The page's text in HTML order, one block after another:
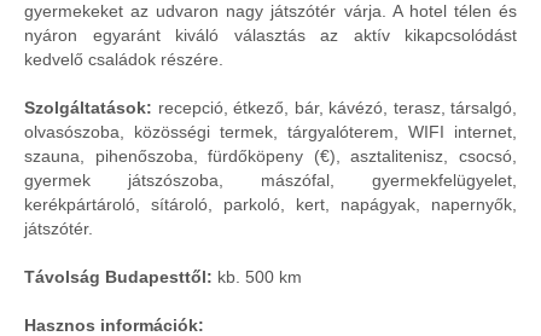
gyermekeket az udvaron nagy játszótér várja. A hotel télen és
nyáron egyaránt kiváló választás az aktív kikapcsolódást
kedvelő családok részére.
Szolgáltatások: recepció, étkező, bár, kávézó, terasz, társalgó,
olvasószoba, közösségi termek, tárgyalóterem, WIFI internet,
szauna, pihenőszoba, fürdőköpeny (€), asztalitenisz, csocsó,
gyermek játszószoba, mászófal, gyermekfelügyelet,
kerékpártároló, sítároló, parkoló, kert, napágyak, napernyők,
játszótér.
Távolság Budapesttől: kb. 500 km
Hasznos információk: